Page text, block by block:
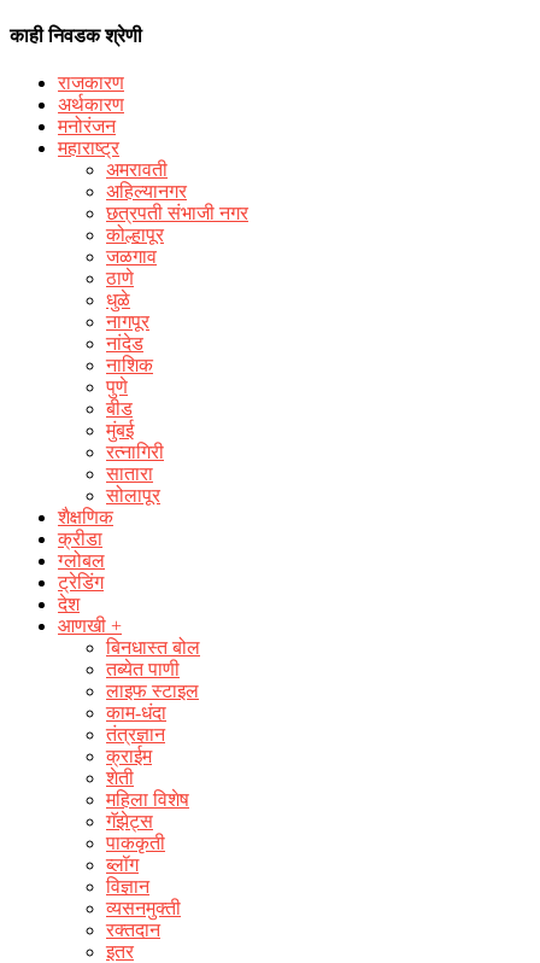
काही निवडक श्रेणी
राजकारण
अर्थकारण
मनोरंजन
महाराष्ट्र
अमरावती
अहिल्यानगर
छत्रपती संभाजी नगर
कोल्हापूर
जळगाव
ठाणे
धुळे
नागपूर
नांदेड
नाशिक
पुणे
बीड
मुंबई
रत्नागिरी
सातारा
सोलापूर
शैक्षणिक
क्रीडा
ग्लोबल
ट्रेडिंग
देश
आणखी +
बिनधास्त बोल
तब्येत पाणी
लाइफ स्टाइल
काम-धंदा
तंत्रज्ञान
क्राईम
शेती
महिला विशेष
गॅझेट्स
पाककृती
ब्लॉग
विज्ञान
व्यसनमुक्ती
रक्‍तदान
इतर